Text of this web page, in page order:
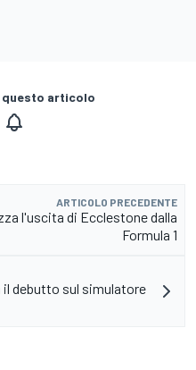
questo articolo
ARTICOLO PRECEDENTE
l'uscita di Ecclestone dalla
Formula 1
debutto sul simulatore